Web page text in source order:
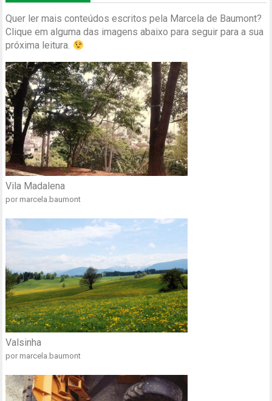
Quer ler mais conteúdos escritos pela Marcela de Baumont?
Clique em alguma das imagens abaixo para seguir para a sua
próxima leitura.
Vila Madalena
por marcela.baumont
Valsinha
por marcela.baumont